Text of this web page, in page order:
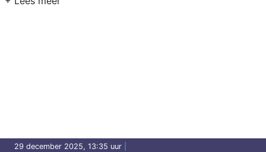
29 december 2025, 13:35 uur